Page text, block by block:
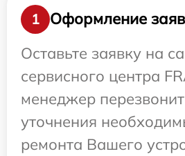
1
Оформление
Оставьте заявку на
сервисного центра
менеджер
уточнения
ремонта Вашего